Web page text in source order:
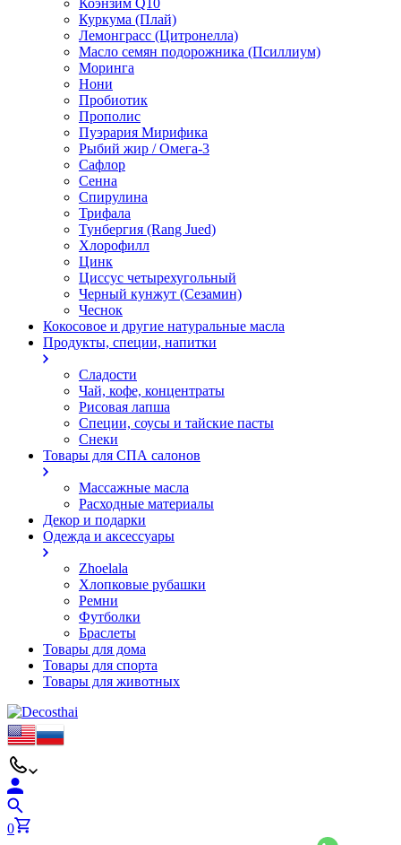
Коэнзим Q10
Куркума (Плай)
Лемонграсс (Цитронелла)
Масло семян подорожника (Псиллиум)
Моринга
Нони
Пробиотик
Прополис
Пуэрария Мирифика
Рыбий жир / Омега-3
Сафлор
Сенна
Спирулина
Трифала
Тунбергия (Rang Jued)
Хлорофилл
Цинк
Циссус четырехугольный
Черный кунжут (Сезамин)
Чеснок
Кокосовое и другие натуральные масла
Продукты, специи, напитки
Сладости
Чай, кофе, концентраты
Рисовая лапша
Специи, соусы и тайские пасты
Снеки
Товары для СПА салонов
Массажные масла
Расходные материалы
Декор и подарки
Одежда и аксессуары
Zhoelala
Хлопковые рубашки
Ремни
Футболки
Браслеты
Товары для дома
Товары для спорта
Товары для животных
0